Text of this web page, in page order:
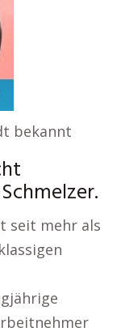
bekannt
seit mehr als